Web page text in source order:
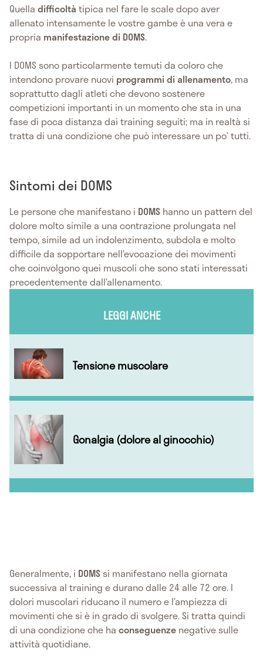
Quella difficoltà tipica nel fare le scale dopo aver
allenato intensamente le vostre gambe è una vera e
propria manifestazione di DOMS.
I DOMS sono particolarmente temuti da coloro che
intendono provare nuovi programmi di allenamento, ma
soprattutto dagli atleti che devono sostenere
competizioni importanti in un momento che sta in una
fase di poca distanza dai training seguiti; ma in realtà si
tratta di una condizione che può interessare un po’ tutti.
Sintomi dei DOMS
Le persone che manifestano i DOMS hanno un pattern del
dolore molto simile a una contrazione prolungata nel
tempo, simile ad un indolenzimento, subdola e molto
difficile da sopportare nell’evocazione dei movimenti
che coinvolgono quei muscoli che sono stati interessati
precedentemente dall’allenamento.
LEGGI ANCHE
Tensione muscolare
Gonalgia (dolore al ginocchio)
Generalmente, i DOMS si manifestano nella giornata
successiva al training e durano dalle 24 alle 72 ore. I
dolori muscolari riducano il numero e l’ampiezza di
movimenti che si è in grado di svolgere. Si tratta quindi
di una condizione che ha conseguenze negative sulle
attività quotidiane.